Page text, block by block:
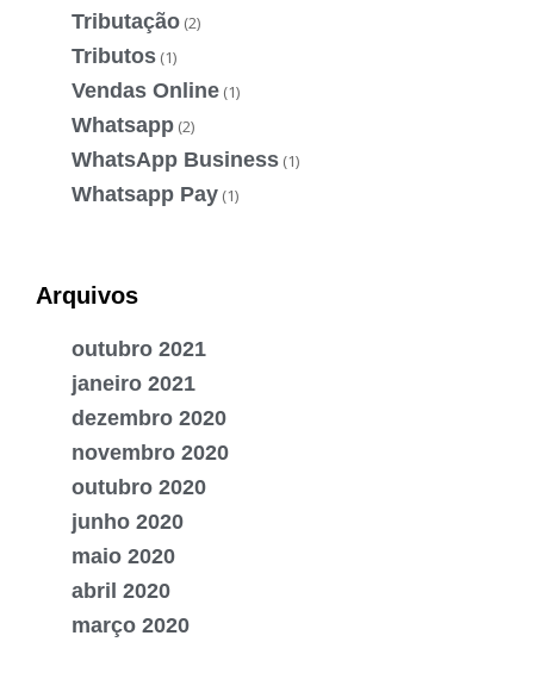
Tributação (2)
Tributos (1)
Vendas Online (1)
Whatsapp (2)
WhatsApp Business (1)
Whatsapp Pay (1)
Arquivos
outubro 2021
janeiro 2021
dezembro 2020
novembro 2020
outubro 2020
junho 2020
maio 2020
abril 2020
março 2020